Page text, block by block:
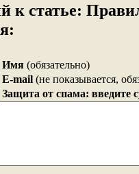
к статье:
Имя (обязательно)
E-mail (не показывается,
Защита от спама: введите